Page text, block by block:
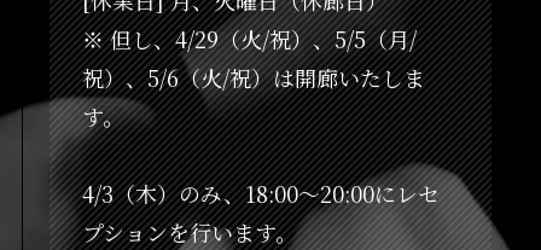
※ 但し、4/29（火/祝）、5/5（月/
祝）、5/6（火/祝）は開廊いたしま
す。
4/3（木）のみ、18:00～20:00にレセ
プションを行います。